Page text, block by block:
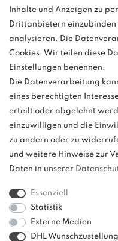
Montag - Freitag, 08:00 -
Anrufe aus dem dt. Festnetz
ggf. abweichend (abhängig vom
Inhalte und Anzeigen zu
Drittanbietern einzubinden
analysieren. Die
Cookies. Wir teilen diese
Einstellungen benennen.
Die Datenverarbeitung
eines berechtigten
erteilt oder abgelehnt
einzuwilligen und die
zu ändern oder zu
und weitere Hinweise zur
Daten in unserer
Essenziell
Statistik
Externe Medien
DHL Wunschzustellung
Sinne einer
einen
Preisempfehlung